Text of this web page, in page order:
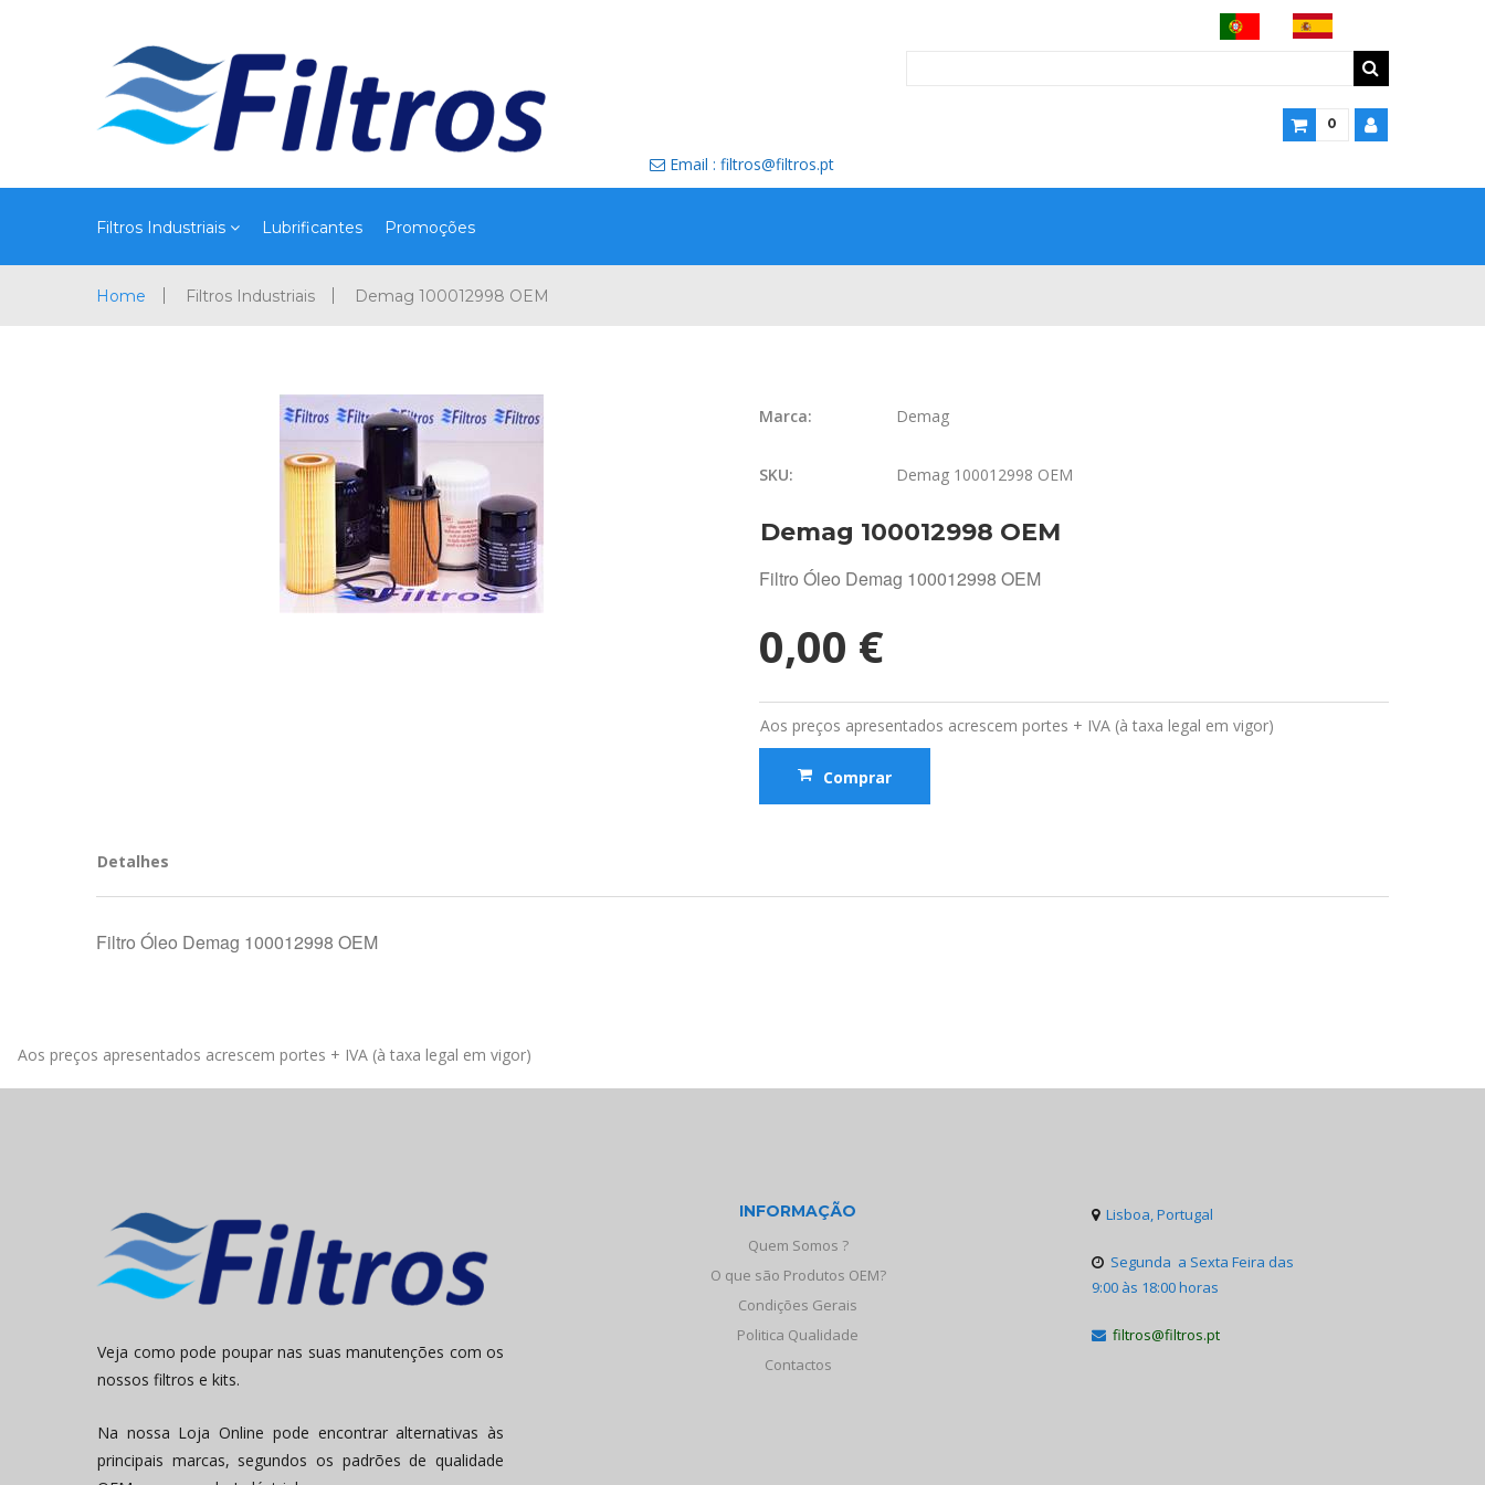
0
 Email : filtros@filtros.pt
Filtros Industriais Lubrificantes Promoções
Home Filtros Industriais Demag 100012998 OEM
Marca: Demag
SKU: Demag 100012998 OEM
Demag 100012998 OEM
Filtro Óleo Demag 100012998 OEM
0,00 €
Aos preços apresentados acrescem portes + IVA (à taxa legal em vigor)
Comprar
Detalhes
Filtro Óleo Demag 100012998 OEM
Aos preços apresentados acrescem portes + IVA (à taxa legal em vigor)
Veja como pode poupar nas suas manutenções com os
nossos filtros e kits.
Na nossa Loja Online pode encontrar alternativas às
principais marcas, segundos os padrões de qualidade
INFORMAÇÃO
Quem Somos ?
O que são Produtos OEM?
Condições Gerais
Politica Qualidade
Contactos
 Lisboa, Portugal
 Segunda a Sexta Feira das
9:00 às 18:00 horas
 filtros@filtros.pt